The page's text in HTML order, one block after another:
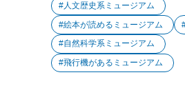
人文歴史系ミュージアム
絵本が読めるミュージアム
自然科学系ミュージアム
飛行機があるミュージアム